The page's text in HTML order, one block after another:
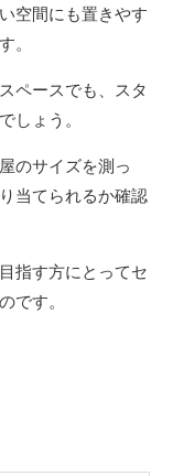
空間にも置きやす
。
ペースでも、スタ
しょう。
のサイズを測っ
当てられるか確認
指す方にとってセ
です。